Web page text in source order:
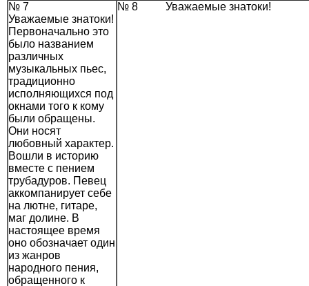
№ 7
Уважаемые знатоки!
Первоначально это
было названием
различных
музыкальных пьес,
традиционно
исполняющихся под
окнами того к кому
были обращены.
Они носят
любовный характер.
Вошли в историю
вместе с пением
трубадуров. Певец
аккомпанирует себе
на лютне, гитаре,
маг долине. В
настоящее время
оно обозначает один
из жанров
народного пения,
обращенного к
№ 8 Уважаемые знатоки!